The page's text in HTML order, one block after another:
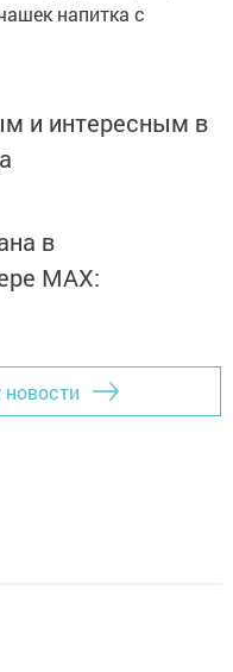
напитка с
и интересным в
в
MАХ:
новости